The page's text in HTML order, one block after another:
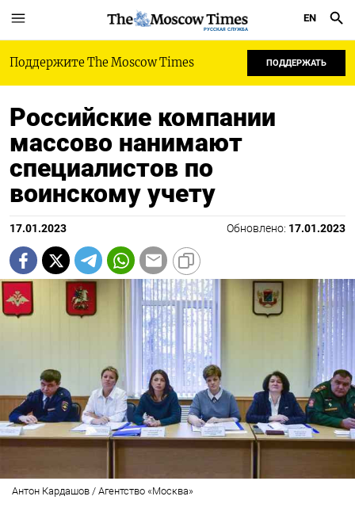
РУССКАЯ СЛУЖБА
EN
Поддержите The Moscow Times ПОДДЕРЖАТЬ
Российские компании
массово нанимают
специалистов по
воинскому учету
17.01.2023 Обновлено: 17.01.2023
Антон Кардашов / Агентство «Москва»